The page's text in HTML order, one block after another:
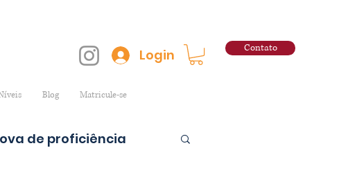
Login Contato
Blog Matricule-se
de proficiência